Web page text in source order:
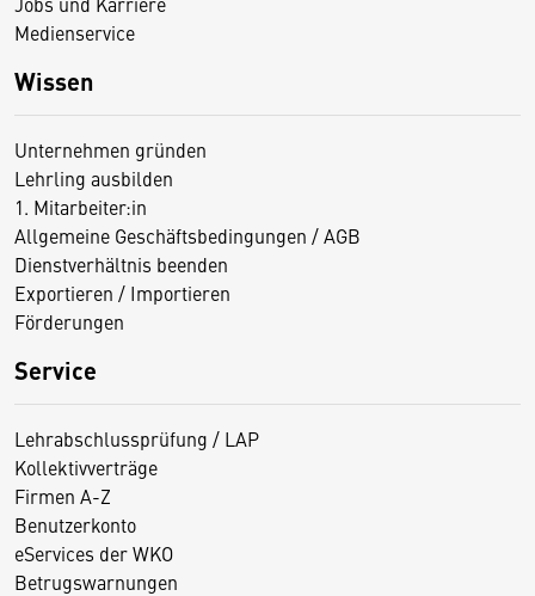
Medienservice
Wissen
Unternehmen gründen
Lehrling ausbilden
1. Mitarbeiter:in
Allgemeine Geschäftsbedingungen / AGB
Dienstverhältnis beenden
Exportieren / Importieren
Förderungen
Service
Lehrabschlussprüfung / LAP
Kollektivverträge
Firmen A-Z
Benutzerkonto
eServices der WKO
Betrugswarnungen